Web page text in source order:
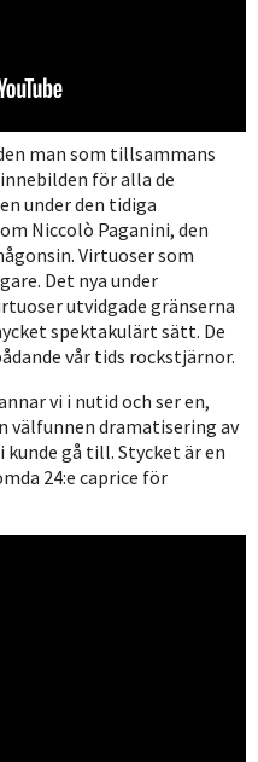
man som tillsammans
för alla de
under den tidiga
Niccolò Paganini, den
Virtuoser som
Det nya under
utvidgade gränserna
spektakulärt sätt. De
vår tids rockstjärnor.
vi i nutid och ser en,
välfunnen dramatisering av
gå till. Stycket är en
24:e caprice för